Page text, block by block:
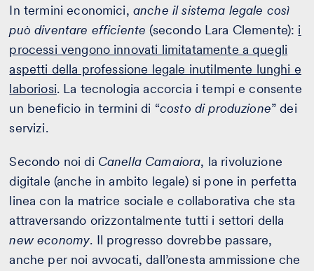
In termini economici, anche il sistema legale così
può diventare efficiente (secondo Lara Clemente): i
processi vengono innovati limitatamente a quegli
aspetti della professione legale inutilmente lunghi e
laboriosi. La tecnologia accorcia i tempi e consente
un beneficio in termini di “costo di produzione” dei
servizi.
Secondo noi di Canella Camaiora, la rivoluzione
digitale (anche in ambito legale) si pone in perfetta
linea con la matrice sociale e collaborativa che sta
attraversando orizzontalmente tutti i settori della
new economy. Il progresso dovrebbe passare,
anche per noi avvocati, dall’onesta ammissione che